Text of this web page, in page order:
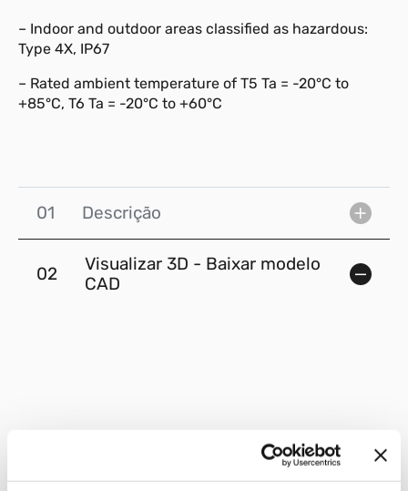
– Indoor and outdoor areas classified as hazardous:
Type 4X, IP67
– Rated ambient temperature of T5 Ta = -20°C to
+85°C, T6 Ta = -20°C to +60°C
01 Descrição
02
Visualizar 3D - Baixar modelo
CAD